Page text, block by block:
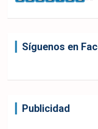
Síguenos en
Publicidad